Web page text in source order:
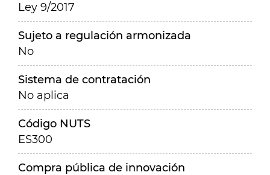
Ley 9/2017
Sujeto a regulación armonizada
No
Sistema de contratación
No aplica
Código NUTS
ES300
Compra pública de innovación